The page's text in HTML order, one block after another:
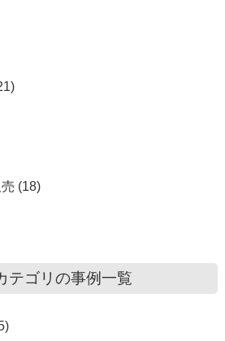
(18)
テゴリの事例一覧